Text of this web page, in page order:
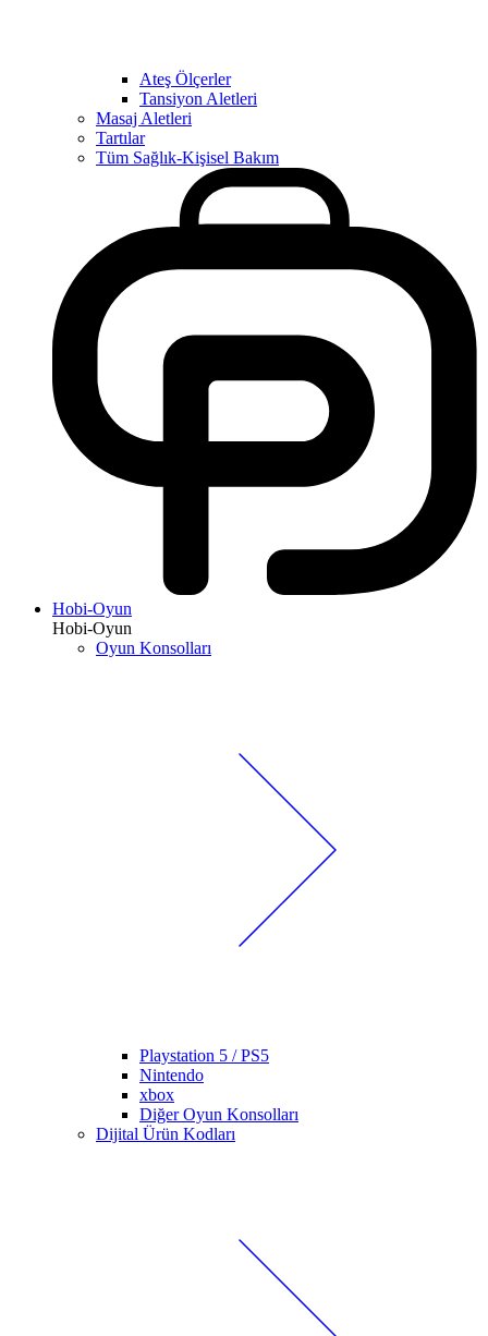
Ateş Ölçerler
Tansiyon Aletleri
Masaj Aletleri
Tartılar
Tüm Sağlık-Kişisel Bakım
Hobi-Oyun
Hobi-Oyun
Oyun Konsolları
Playstation 5 / PS5
Nintendo
xbox
Diğer Oyun Konsolları
Dijital Ürün Kodları